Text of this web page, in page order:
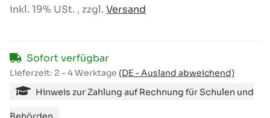
inkl. 19% USt. , zzgl. Versand
Sofort verfügbar
Lieferzeit: 2 - 4 Werktage (DE - Ausland abweichend)
Hinweis zur Zahlung auf Rechnung für Schulen und